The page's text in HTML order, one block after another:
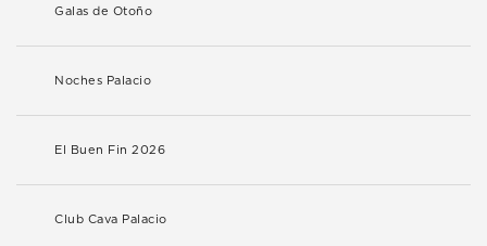
Galas de Otoño
Noches Palacio
El Buen Fin 2026
Club Cava Palacio